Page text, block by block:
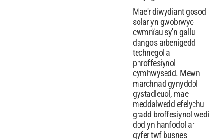
Mae'r diwydiant gosod
solar yn gwobrwyo
cwmnïau sy'n gallu
dangos arbenigedd
technegol a
phroffesiynol
cymhwysedd. Mewn
marchnad gynyddol
gystadleuol, mae
meddalwedd efelychu
gradd broffesiynol wedi
dod yn hanfodol ar
gyfer twf busnes